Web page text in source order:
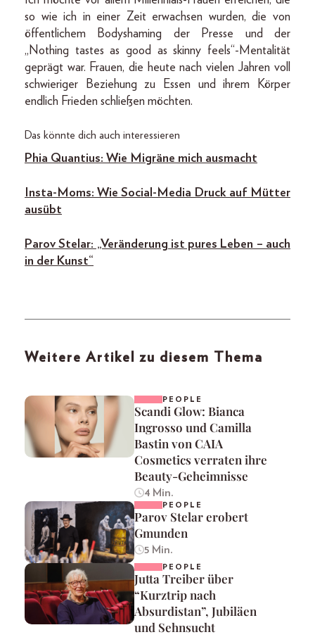
so wie ich in einer Zeit erwachsen wurden, die von
öffentlichem Bodyshaming der Presse und der
„Nothing tastes as good as skinny feels“-Mentalität
geprägt war. Frauen, die heute nach vielen Jahren voll
schwieriger Beziehung zu Essen und ihrem Körper
endlich Frieden schließen möchten.
Das könnte dich auch interessieren
Phia Quantius: Wie Migräne mich ausmacht
Insta-Moms: Wie Social-Media Druck auf Mütter
ausübt
Parov Stelar: „Veränderung ist pures Leben – auch
in der Kunst“
Weitere Artikel zu diesem Thema
PEOPLE
Scandi Glow: Bianca
Ingrosso und Camilla
Bastin von CAIA
Cosmetics verraten ihre
Beauty-Geheimnisse
4 Min.
PEOPLE
Parov Stelar erobert
Gmunden
5 Min.
PEOPLE
Jutta Treiber über
“Kurztrip nach
Absurdistan”, Jubiläen
und Sehnsucht